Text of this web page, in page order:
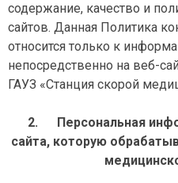
содержание, качество и
сайтов. Данная Политика
относится только к
непосредственно на веб-
ГАУЗ «Станция скорой
2. Персональная
сайта, которую